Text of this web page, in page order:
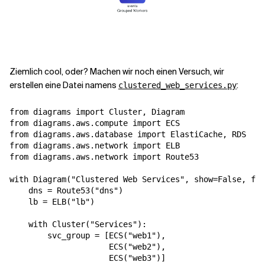
Ziemlich cool, oder? Machen wir noch einen Versuch, wir
erstellen eine Datei namens clustered_web_services.py:
from diagrams import Cluster, Diagram
from diagrams.aws.compute import ECS
from diagrams.aws.database import ElastiCache, RDS
from diagrams.aws.network import ELB
from diagrams.aws.network import Route53
with Diagram("Clustered Web Services", show=False,
    dns = Route53("dns")
    lb = ELB("lb")
    with Cluster("Services"):
        svc_group = [ECS("web1"),
                     ECS("web2"),
                     ECS("web3")]